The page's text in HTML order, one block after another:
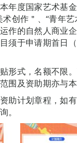
年度国家艺术基
术创作＂、“青年
作的自然人商业
须于申请期首日
形式，名额不限
围及资助期亦与
助计划章程，如
。